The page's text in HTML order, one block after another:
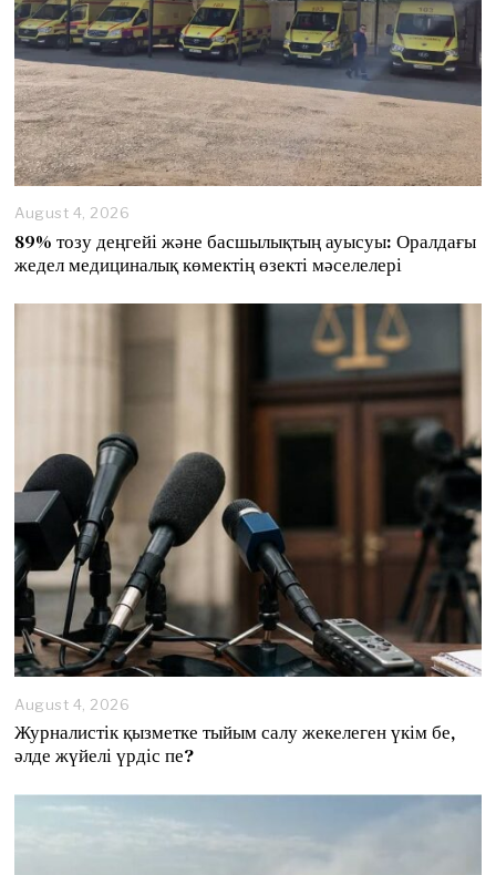
August 4, 2026
89% тозу деңгейі және басшылықтың ауысуы: Оралдағы
жедел медициналық көмектің өзекті мәселелері
August 4, 2026
g
u
Журналистік қызметке тыйым салу жекелеген үкім бе,
әлде жүйелі үрдіс пе?